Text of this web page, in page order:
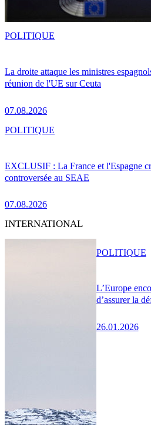
La droite attaque les ministres
réunion de l'UE sur Ceuta
07.08.2026
POLITIQUE
EXCLUSIF : La France et l'Espagne
controversée au SEAE
07.08.2026
POLITIQUE
INTERNATIONAL
L’Europe
d’assurer la
26.01.2026
POLITIQUE